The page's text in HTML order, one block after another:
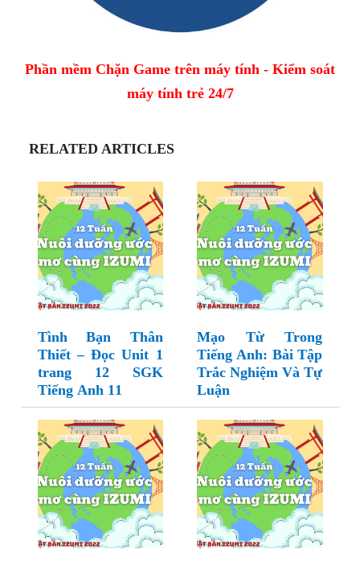
Phần mềm Chặn Game trên máy tính - Kiểm soát
máy tính trẻ 24/7
RELATED ARTICLES
Tình Bạn Thân
Thiết – Đọc Unit 1
trang 12 SGK
Tiếng Anh 11
Mạo Từ Trong
Tiếng Anh: Bài Tập
Trắc Nghiệm Và Tự
Luận